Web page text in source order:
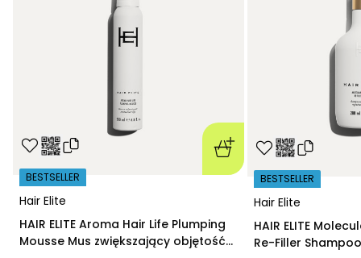
Hair Elite
BESTSELLER
HAIR ELITE Aroma Hair Life Plumping
Mousse Mus zwiększający objętość
Hair Elite
BESTSELLER
HAIR ELITE
Re-Filler